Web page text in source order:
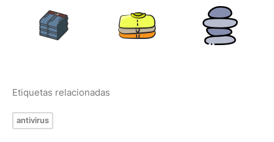
Etiquetas relacionadas
antivirus